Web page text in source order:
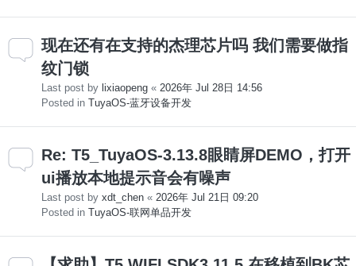
现在还有在支持的杰理芯片吗 我们需要做指
纹门锁
Last post by lixiaopeng « 2026年 Jul 28日 14:56
Posted in TuyaOS-蓝牙设备开发
Re: T5_TuyaOS-3.13.8眼睛屏DEMO，打开
ui播放本地提示音会有噪声
Last post by xdt_chen « 2026年 Jul 21日 09:20
Posted in TuyaOS-联网单品开发